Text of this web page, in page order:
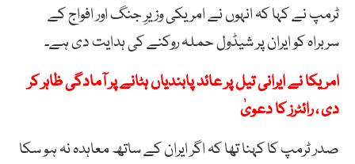
ٹرمپ نے کہا کہ انہوں نے امریکی وزیرِ جنگ اور افواج کے
سربراہ کو ایران پر شیڈول حملہ روکنے کی ہدایت دی ہے۔
امریکا نے ایرانی تیل پر عائد پابندیاں ہٹانے پر آمادگی ظاہر کر
دی ، رائٹرز کا دعویٰ
صدر ٹرمپ کا کہنا تھا کہ اگر ایران کے ساتھ معاہدہ نہ ہو سکا